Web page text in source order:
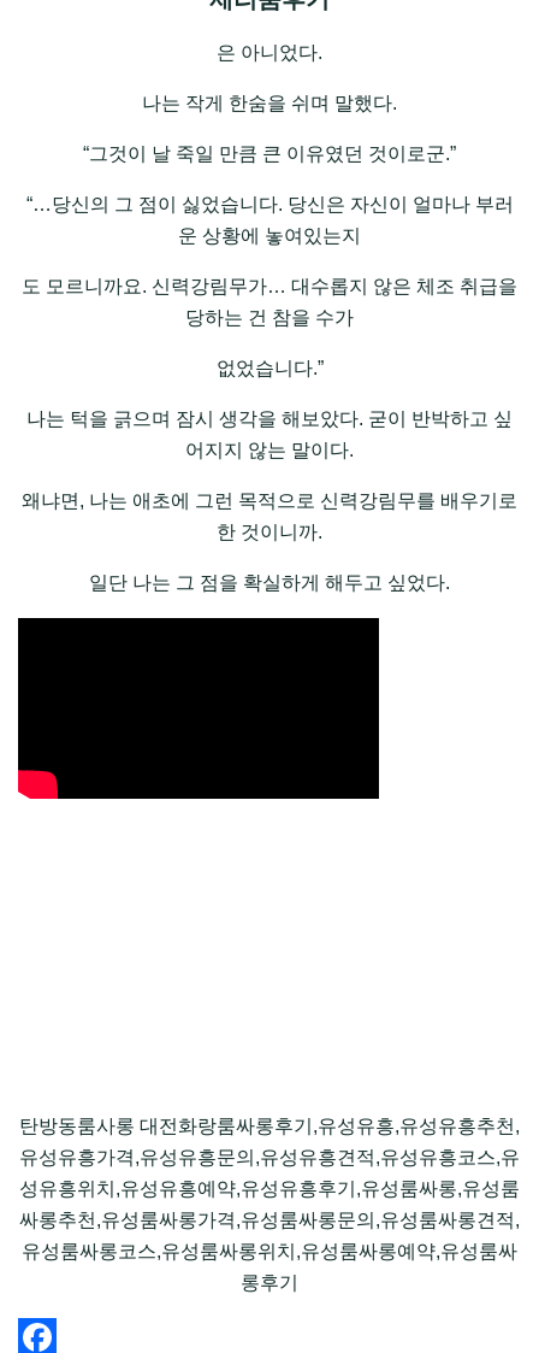
은 아니었다.
나는 작게 한숨을 쉬며 말했다.
“그것이 날 죽일 만큼 큰 이유였던 것이로군.”
“…당신의 그 점이 싫었습니다. 당신은 자신이 얼마나 부러
운 상황에 놓여있는지
도 모르니까요. 신력강림무가… 대수롭지 않은 체조 취급을
당하는 건 참을 수가
없었습니다.”
나는 턱을 긁으며 잠시 생각을 해보았다. 굳이 반박하고 싶
어지지 않는 말이다.
왜냐면, 나는 애초에 그런 목적으로 신력강림무를 배우기로
한 것이니까.
일단 나는 그 점을 확실하게 해두고 싶었다.
탄방동룸사롱 대전화랑룸싸롱후기,유성유흥,유성유흥추천,
유성유흥가격,유성유흥문의,유성유흥견적,유성유흥코스,유
성유흥위치,유성유흥예약,유성유흥후기,유성룸싸롱,유성룸
싸롱추천,유성룸싸롱가격,유성룸싸롱문의,유성룸싸롱견적,
유성룸싸롱코스,유성룸싸롱위치,유성룸싸롱예약,유성룸싸
롱후기